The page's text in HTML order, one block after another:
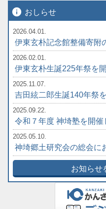
info おしらせ
2026.04.01.
伊東玄朴記念館整備寄附
2026.02.01.
伊東玄朴生誕225年祭を
2025.11.07.
吉田絃二郎生誕140年祭
2025.09.22.
令和７年度 神埼塾を開催
2025.05.10.
神埼郷土研究会の総会に
お知らせ